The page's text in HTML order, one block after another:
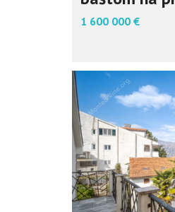
1 600 000 €